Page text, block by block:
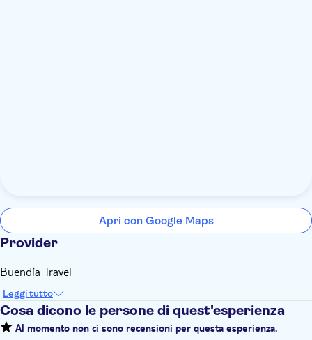
Apri con Google Maps
Provider
Buendía Travel
Leggi tutto
Cosa dicono le persone di quest'esperienza
Al momento non ci sono recensioni per questa esperienza.